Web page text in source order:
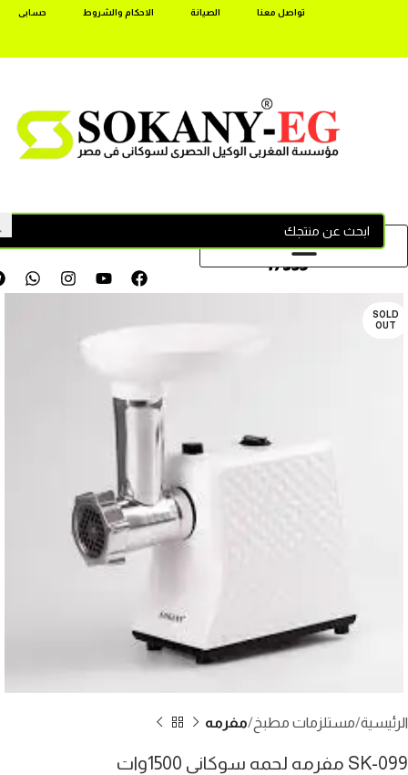
تواصل معنا الصيانة الاحكام والشروط حسابى
17355
SOLD
OUT
الرئيسية مستلزمات مطبخ مفرمه
SK-099 مفرمه لحمه سوكانى 1500وات